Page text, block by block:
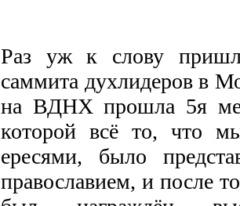
Раз уж к слову
саммита духлидеров в
на ВДНХ прошла 5я
которой всё то, что
ересями, было
православием, и после